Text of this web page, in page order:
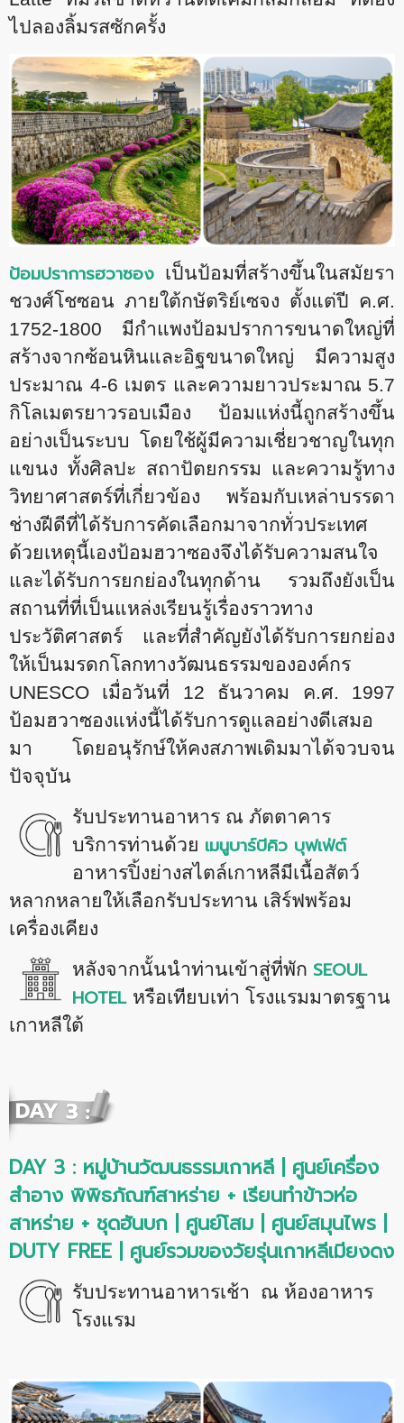
ไปลองลิ้มรสซักครั้ง
ป้อมปราการฮวาซอง เป็นป้อมที่สร้างขึ้นในสมัยรา
ชวงศ์โชซอน ภายใต้กษัตริย์เซจง ตั้งแต่ปี ค.ศ.
1752-1800 มีกำแพงป้อมปราการขนาดใหญ่ที่
สร้างจากซ้อนหินและอิฐขนาดใหญ่ มีความสูง
ประมาณ 4-6 เมตร และความยาวประมาณ 5.7
กิโลเมตรยาวรอบเมือง ป้อมแห่งนี้ถูกสร้างขึ้น
อย่างเป็นระบบ โดยใช้ผู้มีความเชี่ยวชาญในทุก
แขนง ทั้งศิลปะ สถาปัตยกรรม และความรู้ทาง
วิทยาศาสตร์ที่เกี่ยวข้อง พร้อมกับเหล่าบรรดา
ช่างฝีดีที่ได้รับการคัดเลือกมาจากทั่วประเทศ
ด้วยเหตุนี้เองป้อมฮวาซองจึงได้รับความสนใจ
และได้รับการยกย่องในทุกด้าน รวมถึงยังเป็น
สถานที่ที่เป็นแหล่งเรียนรู้เรื่องราวทาง
ประวัติศาสตร์ และที่สำคัญยังได้รับการยกย่อง
ให้เป็นมรดกโลกทางวัฒนธรรมขององค์กร
UNESCO เมื่อวันที่ 12 ธันวาคม ค.ศ. 1997
ป้อมฮวาซองแห่งนี้ได้รับการดูแลอย่างดีเสมอ
มา โดยอนุรักษ์ให้คงสภาพเดิมมาได้จวบจน
ปัจจุบัน
รับประทานอาหาร ณ ภัตตาคาร
บริการท่านด้วย เมนูบาร์บีคิว บุฟเฟ่ต์
อาหารปิ้งย่างสไตล์เกาหลีมีเนื้อสัตว์
หลากหลายให้เลือกรับประทาน เสิร์ฟพร้อม
เครื่องเคียง
หลังจากนั้นนำท่านเข้าสู่ที่พัก SEOUL
HOTEL หรือเทียบเท่า โรงแรมมาตรฐาน
เกาหลีใต้
DAY 3 : หมู่บ้านวัฒนธรรมเกาหลี | ศูนย์เครื่อง
สำอาง พิพิธภัณฑ์สาหร่าย + เรียนทำข้าวห่อ
สาหร่าย + ชุดฮันบก | ศูนย์โสม | ศูนย์สมุนไพร |
DUTY FREE | ศูนย์รวมของวัยรุ่นเกาหลีเมียงดง
รับประทานอาหารเช้า ณ ห้องอาหาร
โรงแรม